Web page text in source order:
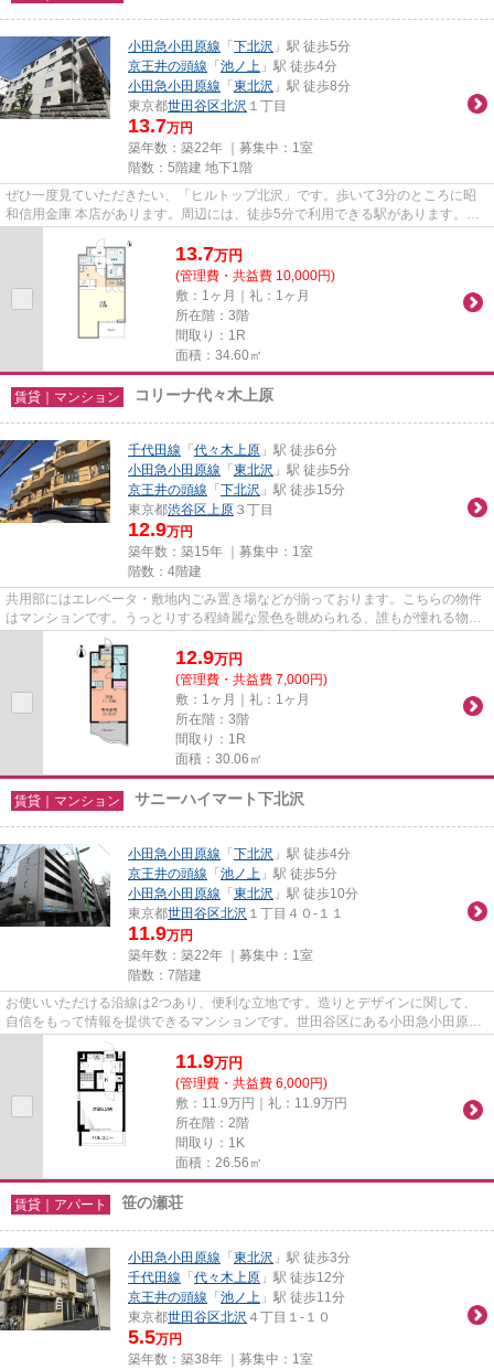
小田急小田原線 「下北沢 」駅 徒歩5分
京王井の頭線 「池ノ上 」駅 徒歩4分
小田急小田原線 「東北沢 」駅 徒歩8分
東京都世田谷区北沢 １丁目
13.7万円
築年数：築22年 ｜募集中： 1室
階数：5階建 地下1階
ぜひ一度見ていただきたい、「ヒルトップ北沢」です。歩いて3分のところに昭
和信用金庫 本店があります。周辺には、徒歩5分で利用できる駅があります。ク
レジットカードで初期費用がお...
13.7万円
(管理費・共益費 10,000円)
敷：1ヶ月｜礼：1ヶ月
所在階：3階
間取り：1R
面積：34.60㎡
賃貸｜マンション コリーナ代々木上原
千代田線 「代々木上原 」駅 徒歩6分
小田急小田原線 「東北沢 」駅 徒歩5分
京王井の頭線 「下北沢 」駅 徒歩15分
東京都渋谷区 上原 ３丁目
12.9万円
築年数：築15年 ｜募集中： 1室
階数：4階建
共用部にはエレベータ・敷地内ごみ置き場などが揃っております。こちらの物件
はマンションです。うっとりする程綺麗な景色を眺められる、誰もが憧れる物件
です。こちらの物件では初期...
12.9万円
(管理費・共益費 7,000円)
敷：1ヶ月｜礼：1ヶ月
所在階：3階
間取り：1R
面積：30.06㎡
賃貸｜マンション サニーハイマート下北沢
小田急小田原線 「下北沢 」駅 徒歩4分
京王井の頭線 「池ノ上 」駅 徒歩5分
小田急小田原線 「東北沢 」駅 徒歩10分
東京都世田谷区北沢 １丁目４０-１１
11.9万円
築年数：築22年 ｜募集中： 1室
階数：7階建
お使いいただける沿線は2つあり、便利な立地です。造りとデザインに関して、
自信をもって情報を提供できるマンションです。世田谷区にある小田急小田原線
下北沢の近辺には物件が沢山あ...
11.9万円
(管理費・共益費 6,000円)
敷：11.9万円｜礼：11.9万円
所在階：2階
間取り：1K
面積：26.56㎡
賃貸｜アパート 笹の瀬荘
小田急小田原線 「東北沢 」駅 徒歩3分
千代田線 「代々木上原 」駅 徒歩12分
京王井の頭線 「池ノ上 」駅 徒歩11分
東京都世田谷区北沢 ４丁目１-１０
5.5万円
築年数：築38年 ｜募集中： 1室